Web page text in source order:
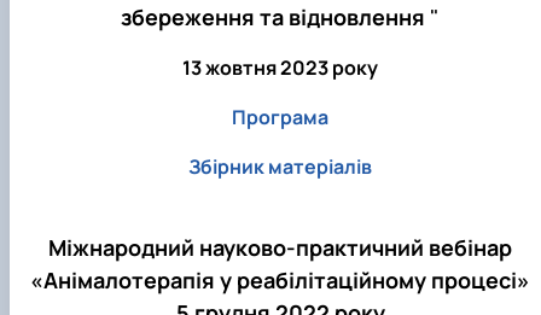
збереження та відновлення "
13 жовтня 2023 року
Програма
Збірник матеріалів
Міжнародний науково-практичний вебінар
«Анімалотерапія у реабілітаційному процесі»